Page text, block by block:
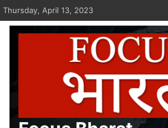
Skip
to
content
Thursday, April 13, 2023